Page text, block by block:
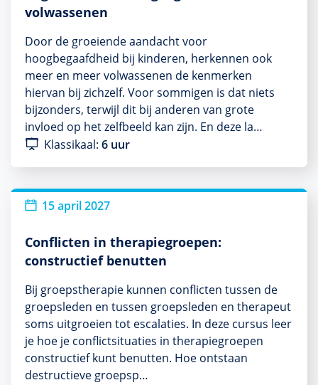
volwassenen
Door de groeiende aandacht voor
hoogbegaafdheid bij kinderen, herkennen ook
meer en meer volwassenen de kenmerken
hiervan bij zichzelf. Voor sommigen is dat niets
bijzonders, terwijl dit bij anderen van grote
invloed op het zelfbeeld kan zijn. En deze la…
Klassikaal: 6 uur
15 april 2027
Conflicten in therapiegroepen:
constructief benutten
Bij groepstherapie kunnen conflicten tussen de
groepsleden en tussen groepsleden en therapeut
soms uitgroeien tot escalaties. In deze cursus leer
je hoe je conflictsituaties in therapiegroepen
constructief kunt benutten. Hoe ontstaan
destructieve groepsp…